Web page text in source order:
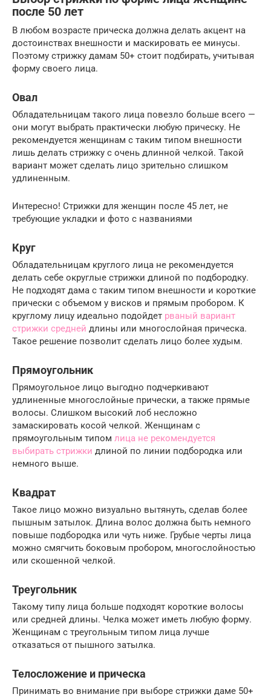
после 50 лет
В любом возрасте прическа должна делать акцент на
достоинствах внешности и маскировать ее минусы.
Поэтому стрижку дамам 50+ стоит подбирать, учитывая
форму своего лица.
Овал
Обладательницам такого лица повезло больше всего —
они могут выбрать практически любую прическу. Не
рекомендуется женщинам с таким типом внешности
лишь делать стрижку с очень длинной челкой. Такой
вариант может сделать лицо зрительно слишком
удлиненным.
Интересно! Стрижки для женщин после 45 лет, не
требующие укладки и фото с названиями
Круг
Обладательницам круглого лица не рекомендуется
делать себе округлые стрижки длиной по подбородку.
Не подходят дама с таким типом внешности и короткие
прически с объемом у висков и прямым пробором. К
круглому лицу идеально подойдет рваный вариант
стрижки средней длины или многослойная прическа.
Такое решение позволит сделать лицо более худым.
Прямоугольник
Прямоугольное лицо выгодно подчеркивают
удлиненные многослойные прически, а также прямые
волосы. Слишком высокий лоб несложно
замаскировать косой челкой. Женщинам с
прямоугольным типом лица не рекомендуется
выбирать стрижки длиной по линии подбородка или
немного выше.
Квадрат
Такое лицо можно визуально вытянуть, сделав более
пышным затылок. Длина волос должна быть немного
повыше подбородка или чуть ниже. Грубые черты лица
можно смягчить боковым пробором, многослойностью
или скошенной челкой.
Треугольник
Такому типу лица больше подходят короткие волосы
или средней длины. Челка может иметь любую форму.
Женщинам с треугольным типом лица лучше
отказаться от пышного затылка.
Телосложение и прическа
Принимать во внимание при выборе стрижки даме 50+